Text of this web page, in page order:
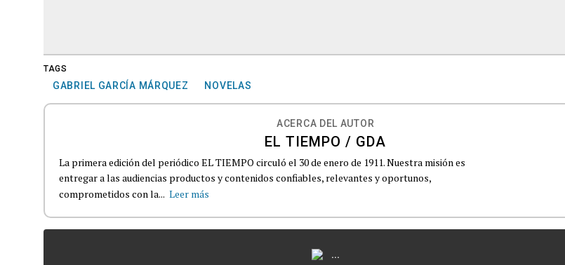
TAGS
GABRIEL GARCÍA MÁRQUEZ NOVELAS
ACERCA DEL AUTOR
EL TIEMPO / GDA
La primera edición del periódico EL TIEMPO circuló el 30 de enero de 1911. Nuestra misión es
entregar a las audiencias productos y contenidos confiables, relevantes y oportunos,
comprometidos con la... Leer más
...